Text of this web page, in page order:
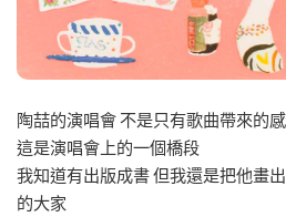
陶喆的演唱會 不是只有歌曲帶來的
這是演唱會上的一個橋段
我知道有出版成書 但我還是把他畫
的大家